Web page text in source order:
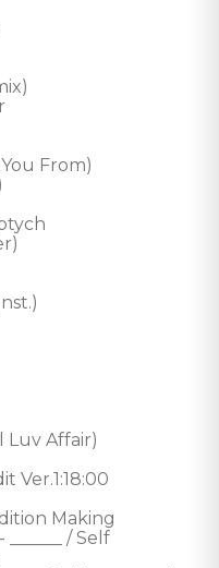
You From)
Luv Affair)
Ver.1:18:00
Making
/ Self